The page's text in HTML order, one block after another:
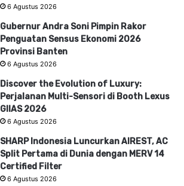
6 Agustus 2026
Gubernur Andra Soni Pimpin Rakor
Penguatan Sensus Ekonomi 2026
Provinsi Banten
6 Agustus 2026
Discover the Evolution of Luxury:
Perjalanan Multi-Sensori di Booth Lexus
GIIAS 2026
6 Agustus 2026
SHARP Indonesia Luncurkan AIREST, AC
Split Pertama di Dunia dengan MERV 14
Certified Filter
6 Agustus 2026